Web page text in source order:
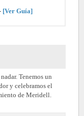
[Ver Guía]
Tenemos un
y celebramos el
de Meridell.